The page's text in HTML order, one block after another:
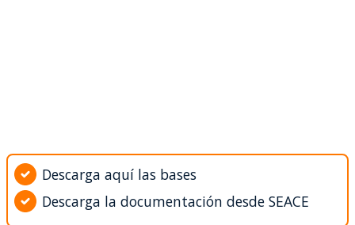
Descarga aquí las bases
Descarga la documentación desde SEACE